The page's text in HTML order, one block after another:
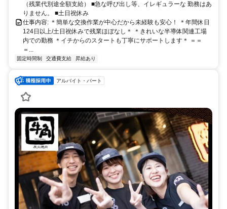
（残業代別途全額支給） ■急な呼び出し等、イレギュラーな 勤務はあ
りません。 ■土日祝休み
仕事内容: ＊簡単な交換作業が中心だから未経験も安心！ ＊年間休日
124日以上/土日祝休みで残業ほぼなし＊ ＊きれいな半導体関連工場
内での勤務 ＊イチからのスタートも丁寧にサポートします＊ ＝＝
＝...
固定時間制 交通費支給 昇給あり
アルバイト・パート